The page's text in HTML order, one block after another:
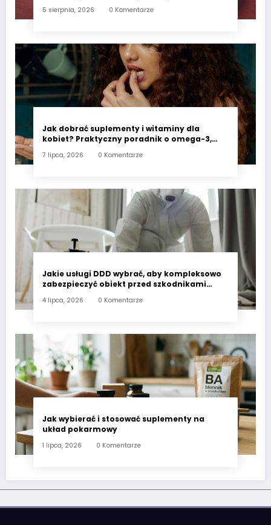
5 sierpnia, 2026 0 Komentarze
Jak dobrać suplementy i witaminy dla
kobiet? Praktyczny poradnik o omega-3,
codzienne zdrowie
7 lipca, 2026 0 Komentarze
Jakie usługi DDD wybrać, aby kompleksowo
zabezpieczyć obiekt przed szkodnikami
4 lipca, 2026 0 Komentarze
Jak wybierać i stosować suplementy na
układ pokarmowy
1 lipca, 2026 0 Komentarze